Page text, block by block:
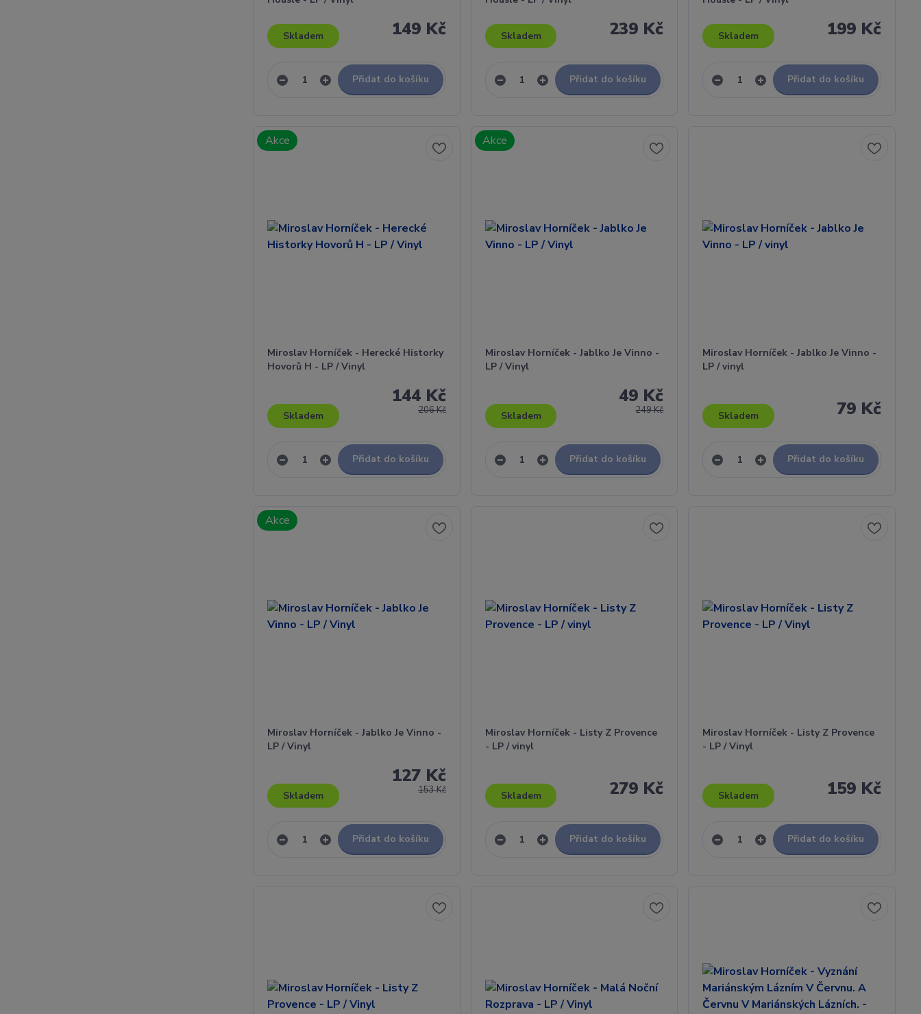
149 Kč
Skladem
Přidat do košíku
239 Kč
Skladem
Přidat do košíku
199 Kč
Skladem
Přidat do košíku
Akce
Miroslav Horníček - Herecké Historky
Hovorů H - LP / Vinyl
206 Kč
144 Kč
Skladem
Přidat do košíku
Akce
Miroslav Horníček - Jablko Je Vinno -
LP / Vinyl
249 Kč
49 Kč
Skladem
Přidat do košíku
Miroslav Horníček - Jablko Je Vinno -
LP / vinyl
79 Kč
Skladem
Přidat do košíku
Akce
Miroslav Horníček - Jablko Je Vinno -
LP / Vinyl
153 Kč
127 Kč
Skladem
Přidat do košíku
Miroslav Horníček - Listy Z Provence
- LP / vinyl
279 Kč
Skladem
Přidat do košíku
Miroslav Horníček - Listy Z Provence
- LP / Vinyl
159 Kč
Skladem
Přidat do košíku